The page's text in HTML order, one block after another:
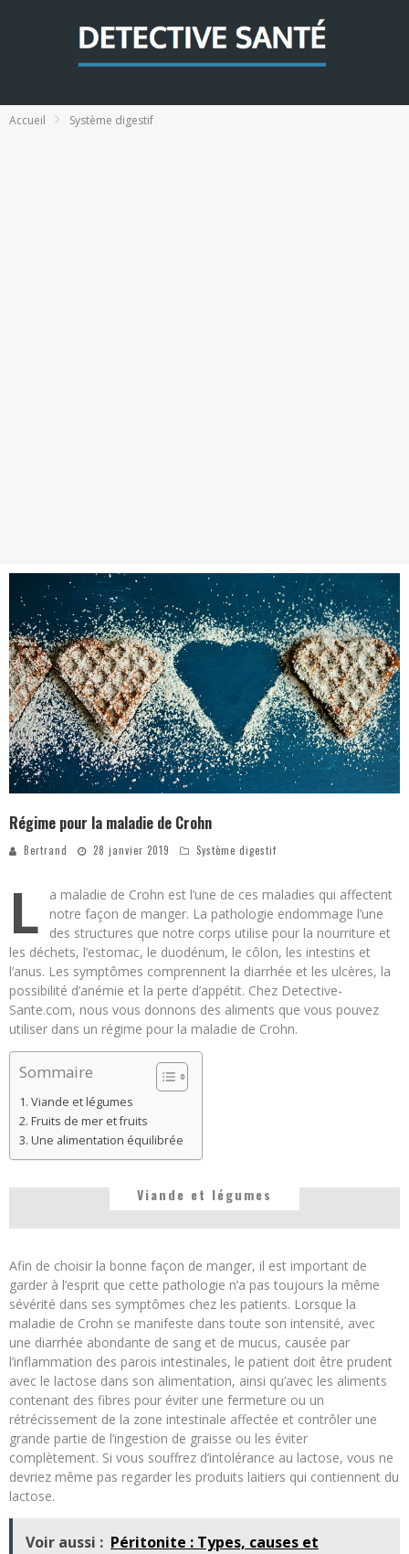
Accueil Système digestif
Régime pour la maladie de Crohn
Bertrand 28 janvier 2019 Système digestif
L
a maladie de Crohn est l’une de ces maladies qui affectent
notre façon de manger. La pathologie endommage l’une
des structures que notre corps utilise pour la nourriture et
les déchets, l’estomac, le duodénum, le côlon, les intestins et
l’anus. Les symptômes comprennent la diarrhée et les ulcères, la
possibilité d’anémie et la perte d’appétit. Chez Detective-
Sante.com, nous vous donnons des aliments que vous pouvez
utiliser dans un régime pour la maladie de Crohn.
Sommaire
Viande et légumes
Fruits de mer et fruits
Une alimentation équilibrée
Viande et légumes
Afin de choisir la bonne façon de manger, il est important de
garder à l’esprit que cette pathologie n’a pas toujours la même
sévérité dans ses symptômes chez les patients. Lorsque la
maladie de Crohn se manifeste dans toute son intensité, avec
une diarrhée abondante de sang et de mucus, causée par
l’inflammation des parois intestinales, le patient doit être prudent
avec le lactose dans son alimentation, ainsi qu’avec les aliments
contenant des fibres pour éviter une fermeture ou un
rétrécissement de la zone intestinale affectée et contrôler une
grande partie de l’ingestion de graisse ou les éviter
complètement. Si vous souffrez d’intolérance au lactose, vous ne
devriez même pas regarder les produits laitiers qui contiennent du
lactose.
Voir aussi : Péritonite : Types, causes et